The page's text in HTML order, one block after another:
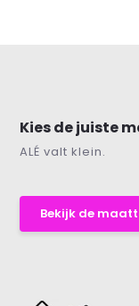
Kies de juiste
ALÉ valt klein.
Bekijk de